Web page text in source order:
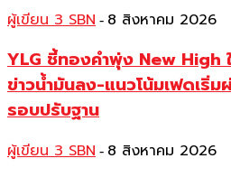
ผู้เขียน 3 SBN - 8 สิงหาคม 2026
YLG ชี้ทองคำพุ่ง New High
ข่าวน้ำมันลง-แนวโน้มเฟดเริ่
รอบปรับฐาน
ผู้เขียน 3 SBN - 8 สิงหาคม 2026